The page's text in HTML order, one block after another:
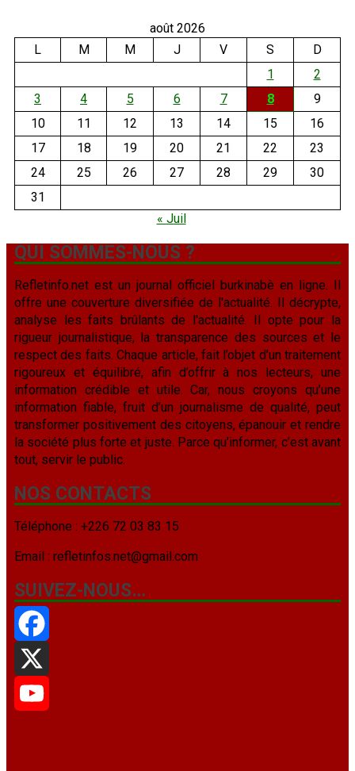
août 2026
L
M M J V S
D
1
2
3
4 5 6 7 8
9
10
11 12 13 14 15
16
17
18 19 20 21 22
23
24
25 26 27 28 29
30
31
« Juil
QUI SOMMES-NOUS ?
Refletinfo.net est un journal officiel burkinabè en ligne. Il
offre une couverture diversifiée de l'actualité. Il décrypte,
analyse les faits brûlants de l'actualité. Il opte pour la
rigueur journalistique, la transparence des sources et le
respect des faits. Chaque article, fait l’objet d’un traitement
rigoureux et équilibré, afin d’offrir à nos lecteurs, une
information crédible et utile. Car, nous croyons qu’une
information fiable, fruit d’un journalisme de qualité, peut
transformer positivement des citoyens, épanouir et rendre
la société plus forte et juste. Parce qu’informer, c’est avant
tout, servir le public.
NOS CONTACTS
Téléphone : +226 72 03 83 15
Email : refletinfos.net@gmail.com
SUIVEZ-NOUS…
Facebook
X